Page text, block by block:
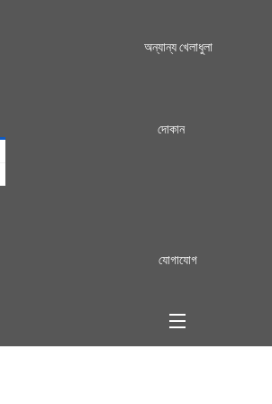
অন্যান্য খেলাধুলা
দোকান
যোগাযোগ